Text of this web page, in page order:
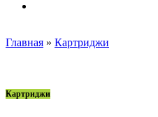
Главная » Картриджи
Картриджи